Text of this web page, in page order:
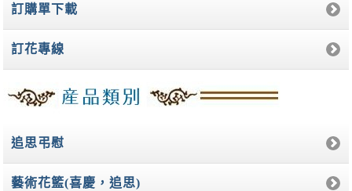
訂購單下載
訂花專線
追思弔慰
藝術花籃(喜慶，追思)